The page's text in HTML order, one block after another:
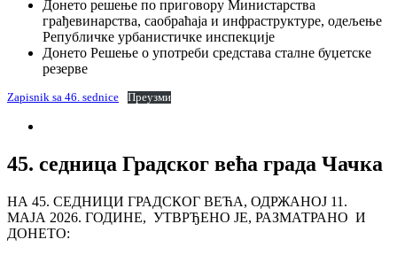
Донето решење по приговору Министарства
грађевинарства, саобраћаја и инфраструктуре, одељење
Републичке урбанистичке инспекције
Донето Решење о употреби средстава сталне буџетске
резерве
Zapisnik sa 46. sednice Преузми
45. седница Градског већа града Чачка
НА 45. СЕДНИЦИ ГРАДСКОГ ВЕЋА, ОДРЖАНОЈ 11.
МАЈА 2026. ГОДИНЕ, УТВРЂЕНО ЈЕ, РАЗМАТРАНО И
ДОНЕТО: